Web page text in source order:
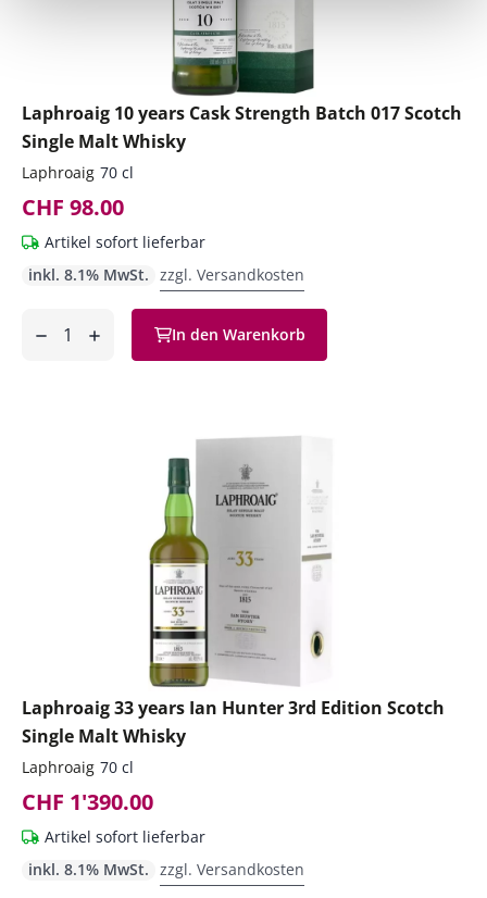
Laphroaig 10 years Cask Strength Batch 017 Scotch
Single Malt Whisky
Laphroaig 70 cl
CHF 98.00
Artikel sofort lieferbar
inkl. 8.1% MwSt. zzgl. Versandkosten
In den Warenkorb
Laphroaig 33 years Ian Hunter 3rd Edition Scotch
Single Malt Whisky
Laphroaig 70 cl
CHF 1'390.00
Artikel sofort lieferbar
inkl. 8.1% MwSt. zzgl. Versandkosten